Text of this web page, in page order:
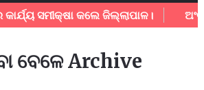
ସମୀକ୍ଷା କଲେ ଜିଲ୍ଲାପାଳ। ଅଂଚଳ
ବେଳେ Archive